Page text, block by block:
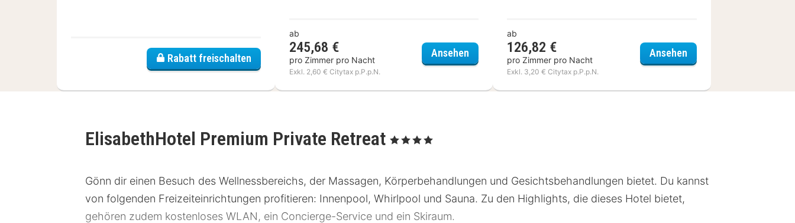
Rabatt freischalten
ab
245,68 €
pro Zimmer pro Nacht
Exkl. 2,60 € Citytax p.P.p.N.
Ansehen ZILLERTALERHOF - Alpine Hideway
ab
126,82 €
pro Zimmer pro Nacht
Exkl. 3,20 € Citytax p.P.p.N.
AnsehenPosthotel Mayrhofen
ElisabethHotel Premium Private Retreat , 4 Sterne
Gönn dir einen Besuch des Wellnessbereichs, der Massagen, Körperbehandlungen und Gesichtsbehandlungen bietet. Du kannst
von folgenden Freizeiteinrichtungen profitieren: Innenpool, Whirlpool und Sauna. Zu den Highlights, die dieses Hotel bietet,
gehören zudem kostenloses WLAN, ein Concierge-Service und ein Skiraum.